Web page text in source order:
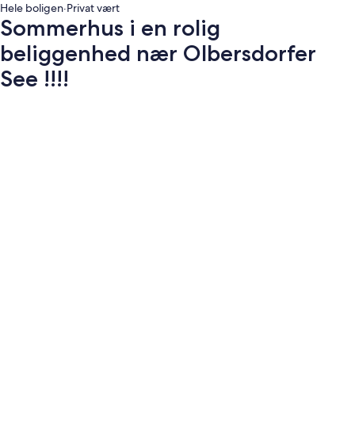
Hele boligen·Privat vært
Sommerhus i en rolig
beliggenhed nær Olbersdorfer
See !!!!